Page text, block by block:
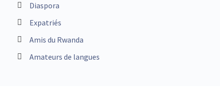
Diaspora
Expatriés
Amis du Rwanda
Amateurs de langues